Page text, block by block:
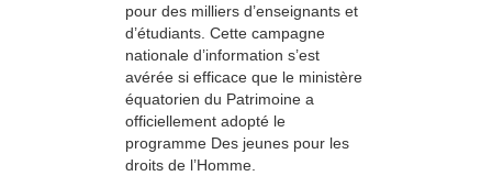
pour des milliers d’enseignants et
d’étudiants. Cette campagne
nationale d’information s’est
avérée si efficace que le ministère
équatorien du Patrimoine a
officiellement adopté le
programme Des jeunes pour les
droits de l’Homme.